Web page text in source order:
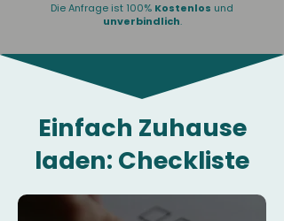
Die Anfrage ist 100% Kostenlos und
unverbindlich.
Einfach Zuhause
laden: Checkliste